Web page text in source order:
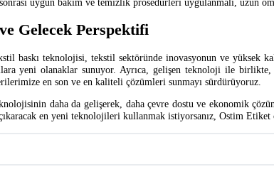
Gelecek Perspektifi
baskı teknolojisi, tekstil sektöründe inovasyonun ve yüksek
yeni olanaklar sunuyor. Ayrıca, gelişen teknoloji ile
en son ve en kaliteli çözümleri sunmayı sürdürüyoruz.
daha da gelişerek, daha çevre dostu ve ekonomik
en yeni teknolojileri kullanmak istiyorsanız, Ostim Etiket